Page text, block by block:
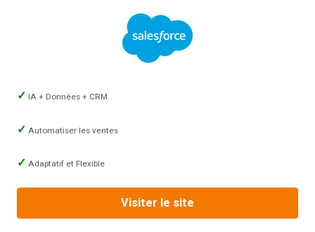
IA + Données + CRM
Automatiser les ventes
Adaptatif et Flexible
Visiter le site